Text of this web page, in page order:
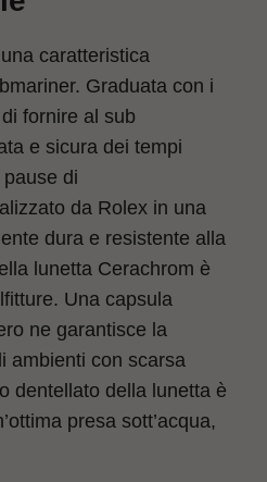
caratteristica
Graduata con i
fornire al sub
e sicura dei tempi
pause di
da Rolex in una
dura e resistente alla
lunetta Cerachrom è
Una capsula
ne garantisce la
ambienti con scarsa
dentellato della lunetta è
presa sott’acqua,